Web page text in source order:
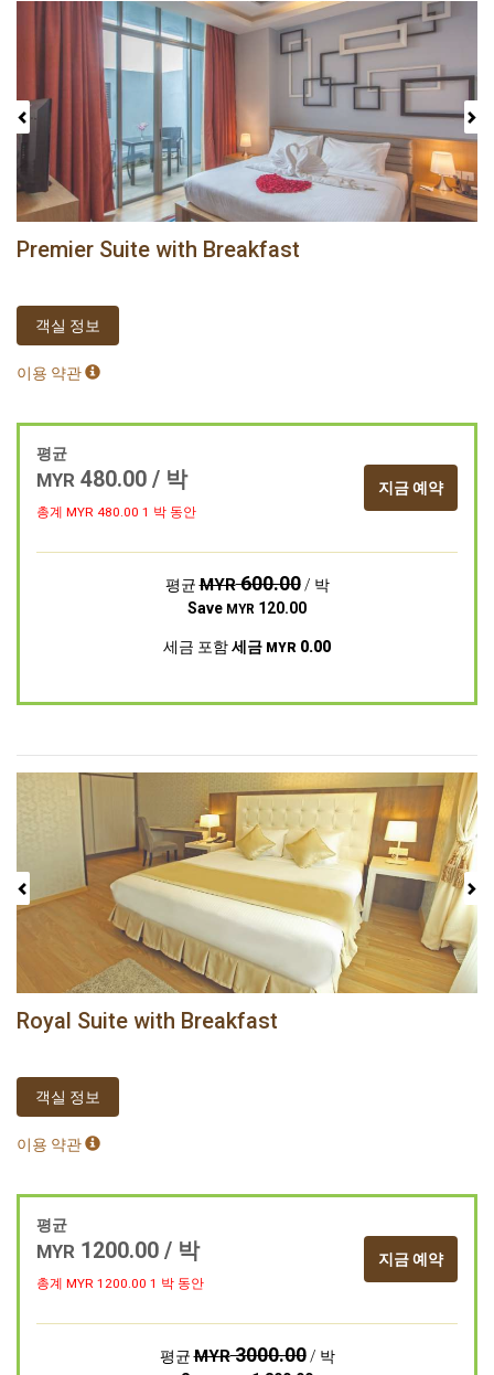
Previous Next
Premier Suite with Breakfast
객실 정보
이용 약관
평균
MYR 480.00 / 박
총계 MYR 480.00 1 박 동안
지금 예약
평균MYR600.00/ 박
Save MYR 120.00
세금 포함세금 MYR 0.00
Previous Next
Royal Suite with Breakfast
객실 정보
이용 약관
평균
MYR 1200.00 / 박
총계 MYR 1200.00 1 박 동안
지금 예약
평균MYR3000.00/ 박